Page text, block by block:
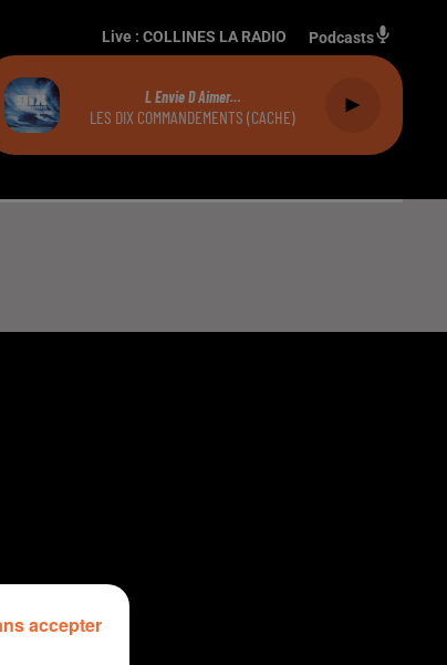
Live : COLLINES LA RADIO Podcasts
L Envie D Aimer…
LES DIX COMMANDEMENTS (CACHE)
accepter